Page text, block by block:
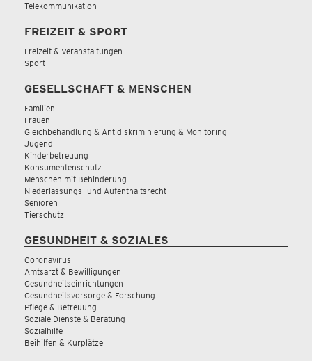
Telekommunikation
FREIZEIT & SPORT
Freizeit & Veranstaltungen
Sport
GESELLSCHAFT & MENSCHEN
Familien
Frauen
Gleichbehandlung & Antidiskriminierung & Monitoring
Jugend
Kinderbetreuung
Konsumentenschutz
Menschen mit Behinderung
Niederlassungs- und Aufenthaltsrecht
Senioren
Tierschutz
GESUNDHEIT & SOZIALES
Coronavirus
Amtsarzt & Bewilligungen
Gesundheitseinrichtungen
Gesundheitsvorsorge & Forschung
Pflege & Betreuung
Soziale Dienste & Beratung
Sozialhilfe
Beihilfen & Kurplätze